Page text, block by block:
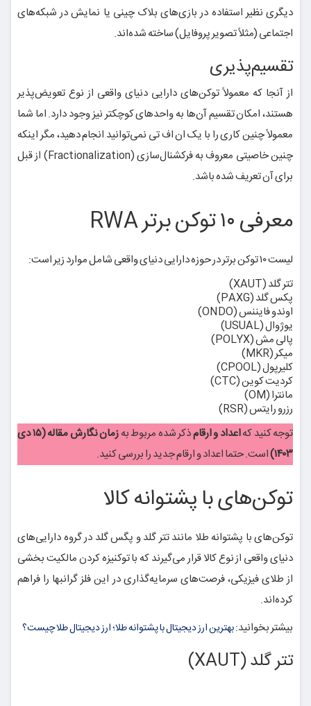
دیگری نظیر استفاده در بازی‌های بلاک چینی یا نمایش در شبکه‌های
اجتماعی (مثلاً تصویر پروفایل) ساخته شده‌اند.
تقسیم‌پذیری
از آنجا که معمولاً توکن‌های دارایی دنیای واقعی از نوع تعویض‌پذیر
هستند، امکان تقسیم آن‌ها به واحدهای کوچکتر نیز وجود دارد. اما شما
معمولاً چنین کاری را با یک ان اف تی نمی‌توانید انجام دهید، مگر اینکه
چنین خاصیتی معروف به فرکشنال‌سازی (Fractionalization) از قبل
برای آن تعریف شده باشد.
معرفی ۱۰ توکن برتر RWA
لیست ۱۰ توکن برتر در حوزه دارایی دنیای واقعی شامل موارد زیر است:
تتر گلد (XAUT)
پکس گلد (PAXG)
اوندو فایننس (ONDO)
یوژوال (USUAL)
پالی مش (POLYX)
میکر (MKR)
کلیرپول (CPOOL)
کردیت کوین (CTC)
مانترا (OM)
‌رزرو رایتس (RSR)
توجه کنید کهاعداد و ارقامذکر شده مربوط به
زمان نگارش مقاله (۱۵ دی
۱۴۰۳) است. حتما اعداد و ارقام جدید را بررسی کنید.
توکن‌های با پشتوانه کالا
توکن‌های با پشتوانه طلا مانند تتر گلد و پگس گلد در گروه دارایی‌های
دنیای واقعی از نوع کالا قرار می‌گیرند که با توکنیزه کردن مالکیت بخشی
از طلای فیزیکی، فرصت‌های سرمایه‌گذاری در این فلز گرانبها را فراهم
کرده‌اند.
بیشتر بخوانید:بهترین ارز دیجیتال با پشتوانه طلا؛ ارز دیجیتال طلا چیست؟
تتر گلد (XAUT)